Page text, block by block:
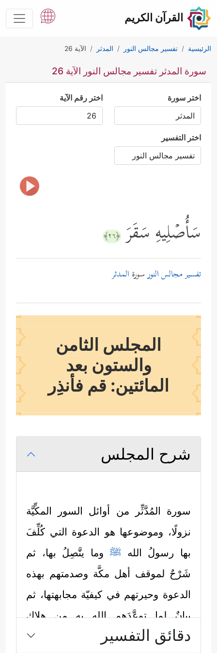
القرآن الكريم
الرئيسية تفسير مجالس النور المدثر الآية 26
سورة المدثر تفسير مجالس النور الآية 26
اختر سورة اختر رقم الآية
اختر التفسير
سَأُصۡلِیهِ سَقَرَ ﴿٢٦﴾
تفسير مجالس النورسورة المدثر
المجلس الثامن
والستون بعد
المائتين: قم فأنذِر
شرح المجلس
سورة المُدَّثِّر من أوائل السور المكِّيَّة
نزولًا، وموضوعها هو الدعوة التي كُلِّفَ
بها رسولُ اللهﷺ وما يتَّصِلُ بها، ثم
شَرْحٌ لموقف أهل مكَّة وصدمتهم بهذه
الدعوة وحيرتهم في كيفيّة مجابهتها، ثم
بيانٌ لما توعَّدَهم الله به من هلاكٍ
وعذابٍ، وكما يأتي:
دقائق التفسير